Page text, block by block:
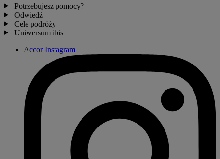
Potrzebujesz pomocy?
Odwiedź
Cele podróży
Uniwersum ibis
Accor Instagram